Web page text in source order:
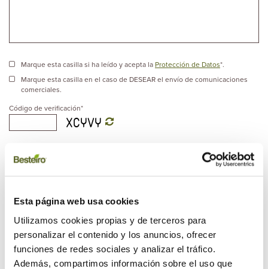
Esta página web usa cookies
Utilizamos cookies propias y de terceros para
personalizar el contenido y los anuncios, ofrecer
funciones de redes sociales y analizar el tráfico.
Además, compartimos información sobre el uso que
Marque esta casilla si ha leído y acepta la Protección de Datos*.
Marque esta casilla en el caso de DESEAR el envío de comunicaciones
comerciales.
Código de verificación*